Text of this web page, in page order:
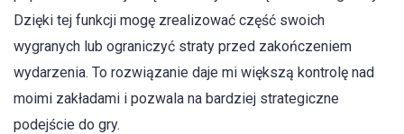
Dzięki tej funkcji mogę zrealizować część swoich
wygranych lub ograniczyć straty przed zakończeniem
wydarzenia. To rozwiązanie daje mi większą kontrolę nad
moimi zakładami i pozwala na bardziej strategiczne
podejście do gry.